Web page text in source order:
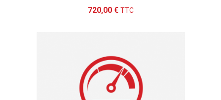
720,00 € TTC